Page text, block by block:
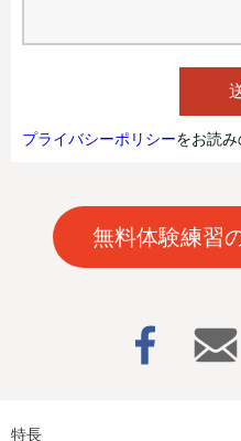
プライバシーポリシーをお読み
無料体験練習
特長